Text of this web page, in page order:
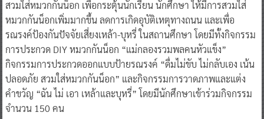
สวมใส่หมวกกันน็อก เพื่อกระตุ้นนักเรียน นักศึกษา ให้มีการสวมใส่
หมวกกันน็อกเพิ่มมากขึ้น ลดการเกิดอุบัติเหตุทางถนน และเพื่อ
รณรงค์ป้องกันปัจจัยเสี่ยงเหล้า-บุหรี่ ในสถานศึกษา โดยมีทั้งกิจกรรม
การประกวด DIY หมวกกันน็อก “แม่กลองรวมพลคนหัวแข็ง”
กิจกรรมการประกวดออกแบบป้ายรณรงค์ “ดื่มไม่ขับ ไม่กลับเอง เน้น
ปลอดภัย สวมใส่หมวกกันน็อก” และกิจกรรมการวาดภาพและแต่ง
คำขวัญ “ฉัน ไม่ เอา เหล้าและบุหรี่” โดยมีนักศึกษาเข้าร่วมกิจกรรม
จำนวน 150 คน